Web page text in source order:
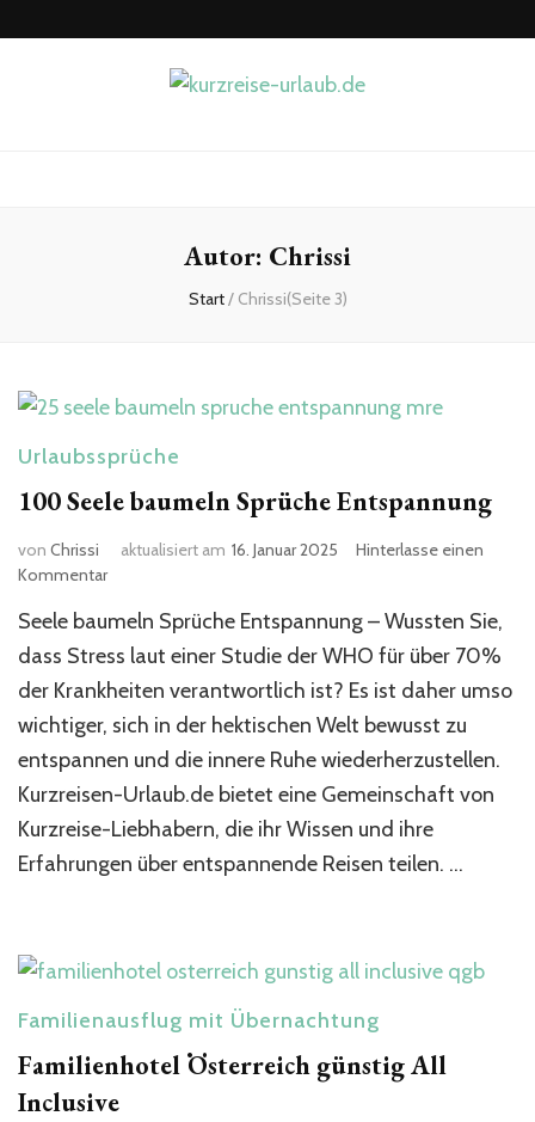
Autor: Chrissi
Start/ Chrissi(Seite 3)
Urlaubssprüche
100 Seele baumeln Sprüche Entspannung
von Chrissi aktualisiert am 16. Januar 2025
Hinterlasse einen
Kommentarzu
Seele
baumeln
Entspannung
Seele baumeln Sprüche Entspannung – Wussten Sie,
dass Stress laut einer Studie der WHO für über 70%
der Krankheiten verantwortlich ist? Es ist daher umso
wichtiger, sich in der hektischen Welt bewusst zu
entspannen und die innere Ruhe wiederherzustellen.
Kurzreisen-Urlaub.de bietet eine Gemeinschaft von
Kurzreise-Liebhabern, die ihr Wissen und ihre
Erfahrungen über entspannende Reisen teilen. …
Familienausflug mit Übernachtung
Familienhotel Österreich günstig All
Inclusive​